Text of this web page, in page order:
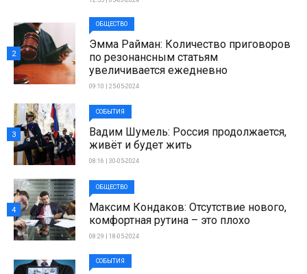
ОБЩЕСТВО
Эмма Райман: Количество приговоров
по резонансным статьям
увеличивается ежедневно
09:10 | 25-05-2024
2
СОБЫТИЯ
Вадим Шумель: Россия продолжается,
живёт и будет жить
08:16 | 30-05-2024
3
ОБЩЕСТВО
Максим Кондаков: Отсутствие нового,
комфортная рутина – это плохо
08:29 | 18-05-2024
4
СОБЫТИЯ